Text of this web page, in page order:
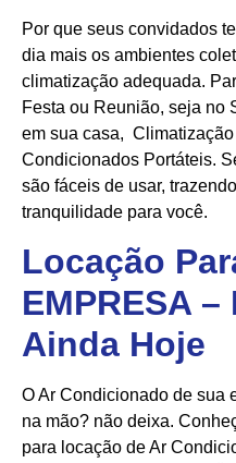
Por que seus convidados
dia mais os ambientes
climatização adequada.
Festa ou Reunião, seja no
em sua casa,
Condicionados Portáteis.
são fáceis de usar,
tranquilidade para você.
Locação
EMPRESA
Ainda Hoje
O Ar Condicionado de sua
na mão? não deixa.
para locação de Ar